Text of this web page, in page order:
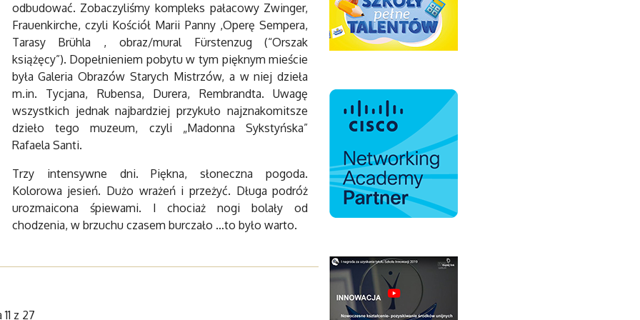
odbudować. Zobaczyliśmy kompleks pałacowy Zwinger,
Frauenkirche, czyli Kościół Marii Panny ,Operę Sempera,
Tarasy Brühla , obraz/mural Fürstenzug (“Orszak
książęcy”). Dopełnieniem pobytu w tym pięknym mieście
była Galeria Obrazów Starych Mistrzów, a w niej dzieła
m.in. Tycjana, Rubensa, Durera, Rembrandta. Uwagę
wszystkich jednak najbardziej przykuło najznakomitsze
dzieło tego muzeum, czyli „Madonna Sykstyńska”
Rafaela Santi.
Trzy intensywne dni. Piękna, słoneczna pogoda.
Kolorowa jesień. Dużo wrażeń i przeżyć. Długa podróż
urozmaicona śpiewami. I chociaż nogi bolały od
chodzenia, w brzuchu czasem burczało …to było warto.
z 27